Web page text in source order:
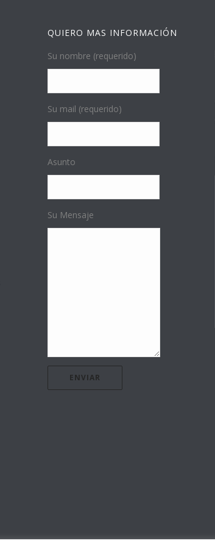
QUIERO MAS INFORMACIÓN
Su nombre (requerido)
Su mail (requerido)
Asunto
Su Mensaje